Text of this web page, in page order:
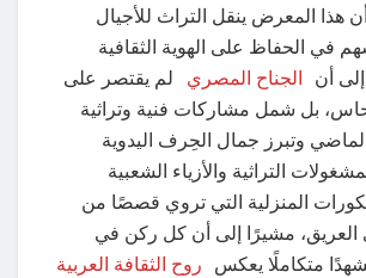
هذا المعرض ينقل التراث للأجيال
في الحفاظ على الهوية الثقافية
أن الجناح المصري لم يقتصر على
بل شمل مشاركات فنية وتراثية
وتبرز جمال الحِرف اليدوية
التراثية والأزياء الشعبية
المنزلية التي تروي قصصًا من
العريق، مشيرًا إلى أن كل ركن في
متكاملًا يعكس روح الثقافة العربية